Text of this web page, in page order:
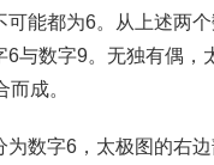
能都为6。从上述两个
6与数字9。无独有偶，
成。
数字6，太极图的右边